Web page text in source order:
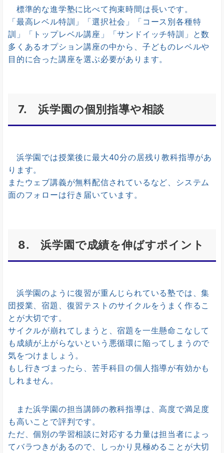
標準的な進学塾に比べて拘束時間は長いです。
「最高レベル特訓」「選択社会」「コース別各種特
訓」「トップレベル講座」「サンドイッチ特訓」と数
多くあるオプション講座の中から、子どものレベルや
目的に合った講座を選ぶ必要があります。
7. 浜学園の個別指導や相談
浜学園では授業後に最大40分の居残り教科指導があ
ります。
またウェブ講義が無料配信されているなど、システム
面のフォローは行き届いています。
8. 浜学園で成績を伸ばすポイント
浜学園のように復習が重んじられている塾では、集
団授業、宿題、復習テストのサイクルをうまく作るこ
とが大切です。
サイクルが崩れてしまうと、宿題を一生懸命こなして
も成績が上がらないという悪循環に陥ってしまうので
気をつけましょう。
もし行きづまったら、苦手科目の個人指導が有効かも
しれません。
また浜学園の担当講師の教科指導は、高度で満足度
も高いことで評判です。
ただ、個別の学習相談に対応する力量は担当者によっ
てバラつきがあるので、しっかり見極めることが大切